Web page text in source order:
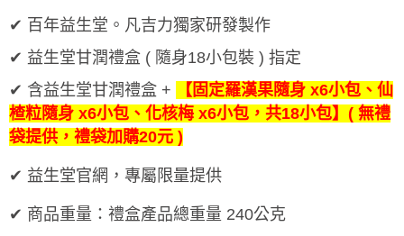
✔ 百年益生堂。凡吉力獨家研發製作
✔ 益生堂甘潤禮盒 ( 隨身18小包裝 ) 指定
✔ 含益生堂甘潤禮盒 +
【固定羅漢果隨身 x6小包、仙
楂粒隨身 x6小包、化核梅 x6小包，共18小包】( 無禮
袋提供，禮袋加購20元 )
✔ 益生堂官網，專屬限量提供
✔ 商品重量：禮盒產品總重量 240公克